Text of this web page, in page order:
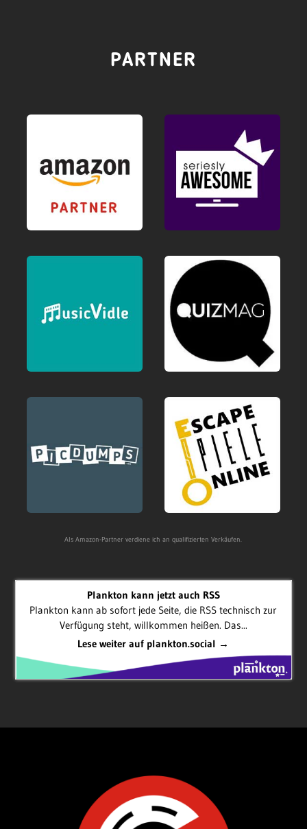
PARTNER
Als Amazon-Partner verdiene ich an qualifizierten Verkäufen.
Plankton kann jetzt auch RSS
Plankton kann ab sofort jede Seite, die RSS technisch zur
Verfügung steht, willkommen heißen. Das...
Lese weiter auf plankton.social →